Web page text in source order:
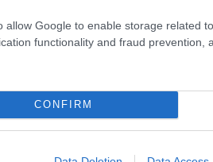
allow Google to enable storage related
functionality and fraud prevention,
CONFIRM
η CLICO Greece
σε SOC teams,
αποτελεσματικότερα
RECORDED FUTURE